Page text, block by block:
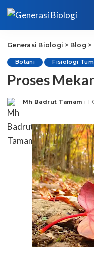
Generasi Biologi > Blog >
Botani Fisiologi
Proses
Posted
Mh Badrut Tamam 1